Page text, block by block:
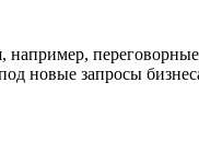
например,
новые запросы